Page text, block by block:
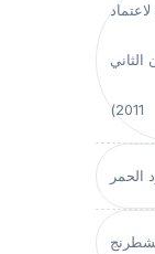
الثاني
2011)
الحمر